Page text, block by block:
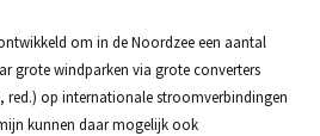
om in de Noordzee een aantal
grote windparken via grote converters
red.) op internationale stroomverbindingen
kunnen daar mogelijk ook